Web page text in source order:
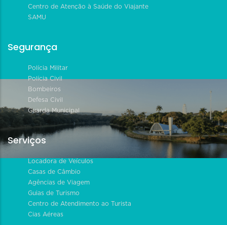
Centro de Atenção à Saúde do Viajante
SAMU
Segurança
Polícia Militar
Polícia Civil
Bombeiros
Defesa Civil
Guarda Municipal
Serviços
Locadora de Veículos
Casas de Câmbio
Agências de Viagem
Guias de Turismo
Centro de Atendimento ao Turista
Cias Aéreas